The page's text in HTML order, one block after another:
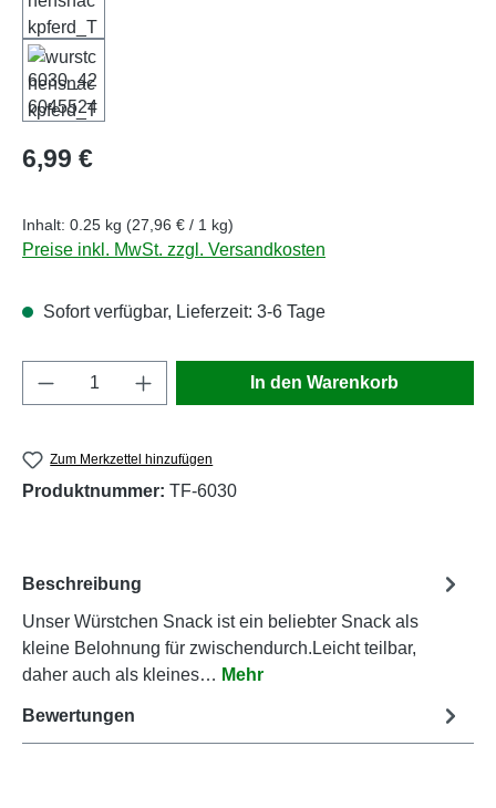
Regulärer Preis:
6,99 €
Inhalt: 0.25 kg (27,96 € / 1 kg)
Preise inkl. MwSt. zzgl. Versandkosten
Sofort verfügbar, Lieferzeit: 3-6 Tage
Produkt Anzahl: Gib den gewünschten
In den Warenkorb
Zum Merkzettel hinzufügen
Produktnummer: TF-6030
Beschreibung
Unser Würstchen Snack ist ein beliebter Snack als
kleine Belohnung für zwischendurch.Leicht teilbar,
daher auch als kleines… Mehr
Bewertungen